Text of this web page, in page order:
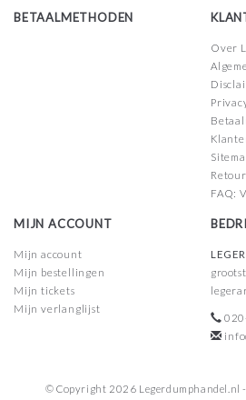
BETAALMETHODEN
Over
FAQ:
MIJN ACCOUNT
Mijn account
Mijn bestellingen
Mijn tickets
Mijn verlanglijst
© Copyright 2026 Legerdumphandel.nl -